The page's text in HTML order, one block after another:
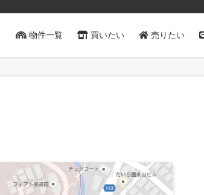
物件一覧 買いたい 売りたい